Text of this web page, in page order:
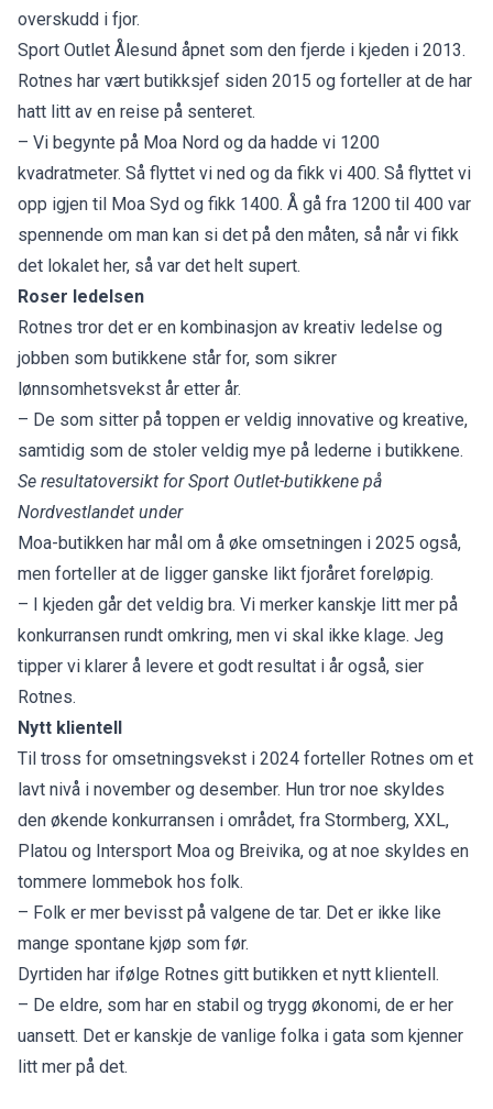
overskudd i fjor.
Sport Outlet Ålesund åpnet som den fjerde i kjeden i 2013.
Rotnes har vært butikksjef siden 2015 og forteller at de har
hatt litt av en reise på senteret.
– Vi begynte på Moa Nord og da hadde vi 1200
kvadratmeter. Så flyttet vi ned og da fikk vi 400. Så flyttet vi
opp igjen til Moa Syd og fikk 1400. Å gå fra 1200 til 400 var
spennende om man kan si det på den måten, så når vi fikk
det lokalet her, så var det helt supert.
Roser ledelsen
Rotnes tror det er en kombinasjon av kreativ ledelse og
jobben som butikkene står for, som sikrer
lønnsomhetsvekst år etter år.
– De som sitter på toppen er veldig innovative og kreative,
samtidig som de stoler veldig mye på lederne i butikkene.
Se resultatoversikt for Sport Outlet-butikkene på
Nordvestlandet under
Moa-butikken har mål om å øke omsetningen i 2025 også,
men forteller at de ligger ganske likt fjoråret foreløpig.
– I kjeden går det veldig bra. Vi merker kanskje litt mer på
konkurransen rundt omkring, men vi skal ikke klage. Jeg
tipper vi klarer å levere et godt resultat i år også, sier
Rotnes.
Nytt klientell
Til tross for omsetningsvekst i 2024 forteller Rotnes om et
lavt nivå i november og desember. Hun tror noe skyldes
den økende konkurransen i området, fra Stormberg, XXL,
Platou og Intersport Moa og Breivika, og at noe skyldes en
tommere lommebok hos folk.
– Folk er mer bevisst på valgene de tar. Det er ikke like
mange spontane kjøp som før.
Dyrtiden har ifølge Rotnes gitt butikken et nytt klientell.
– De eldre, som har en stabil og trygg økonomi, de er her
uansett. Det er kanskje de vanlige folka i gata som kjenner
litt mer på det.